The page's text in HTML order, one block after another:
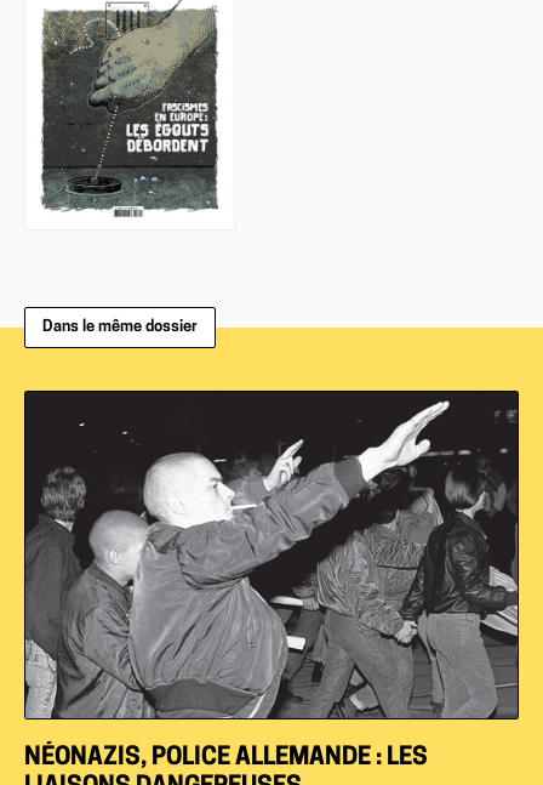
Dans le même dossier
NÉONAZIS, POLICE ALLEMANDE : LES